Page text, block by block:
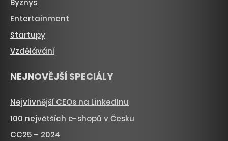
Byznys
Entertainment
Startupy
Vzdělávání
NEJNOVĚJŠÍ SPECIÁLY
Nejvlivnější CEOs na LinkedInu
100 největších e-shopů v Česku
CC25 – 2024